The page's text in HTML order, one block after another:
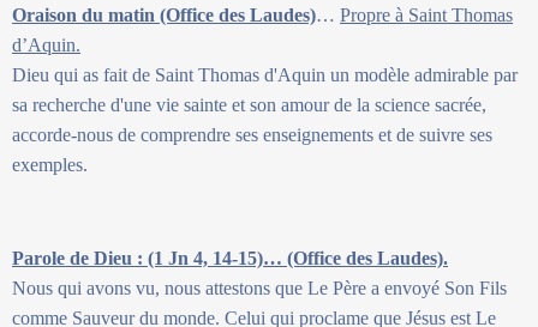
Oraison du matin (Office des Laudes)… Propre à Saint Thomas
d’Aquin.
Dieu qui as fait de Saint Thomas d'Aquin un modèle admirable par
sa recherche d'une vie sainte et son amour de la science sacrée,
accorde-nous de comprendre ses enseignements et de suivre ses
exemples.
Parole de Dieu : (1 Jn 4, 14-15)… (Office des Laudes).
Nous qui avons vu, nous attestons que Le Père a envoyé Son Fils
comme Sauveur du monde. Celui qui proclame que Jésus est Le